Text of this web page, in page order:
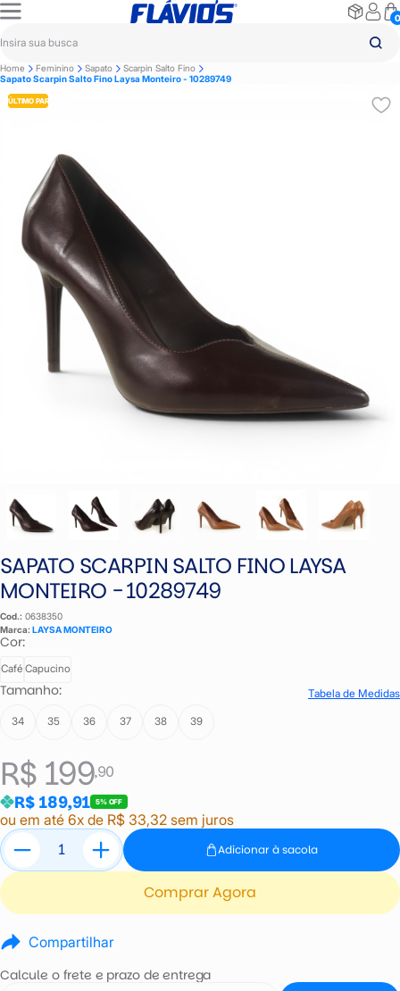
0
Home Feminino Sapato
Scarpin Salto Fino
Sapato Scarpin Salto Fino Laysa Monteiro - 10289749
ÚLTIMO PAR
SAPATO SCARPIN SALTO FINO LAYSA
MONTEIRO - 10289749
Cod.: 0638350
Marca: LAYSA MONTEIRO
R$ 199,90
R$ 189,91 5% OFF
ou em até 6x de R$ 33,32 sem juros
Cor:
Café Capucino
Tamanho: Tabela de Medidas
34 35 36 37 38 39
Adicionar à sacola
Comprar Agora
Compartilhar
Calcule o frete e prazo de entrega